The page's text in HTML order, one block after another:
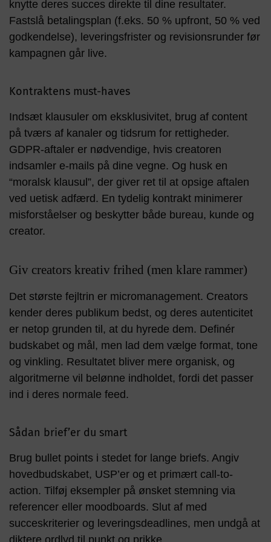
knytte deres succes direkte til dine resultater.
Fastslå betalingsplan (f.eks. 50 % upfront, 50 % ved
godkendelse), leveringsfrister og revisionsrunder før
kampagnen går live.
Kontraktens must-haves
Indsæt klausuler om eksklusivitet, brug af content
på tværs af kanaler og tidsrum for rettigheder.
GDPR-aftaler er nødvendige, hvis creatoren
indsamler e-mails på dine vegne. Og husk en
“moralsk klausul”, der giver ret til at opsige aftalen
ved uetisk adfærd. En tydelig kontrakt minimerer
misforståelser og beskytter både bureau, kunde og
creator.
Giv creators kreativ frihed (men klare rammer)
Det største fejltrin er micromanagement. Creators
kender deres publikum bedst, og deres autenticitet
er netop grunden til, at du hyrede dem. Definér
budskabet og mål, men lad dem vælge format, tone
og vinkling. Resultatet bliver mere organisk, og
algoritmerne vil belønne indholdet, fordi det passer
ind i deres normale feed.
Sådan brief’er du smart
Brug bullet points i stedet for lange briefs. Angiv
hovedbudskabet, USP’er og et primært call-to-
action. Tilføj eksempler på ønsket stemning via
referencer eller moodboards. Slut af med
succeskriterier og leveringsdeadlines, men undgå at
diktere ordlyd til punkt og prikke.